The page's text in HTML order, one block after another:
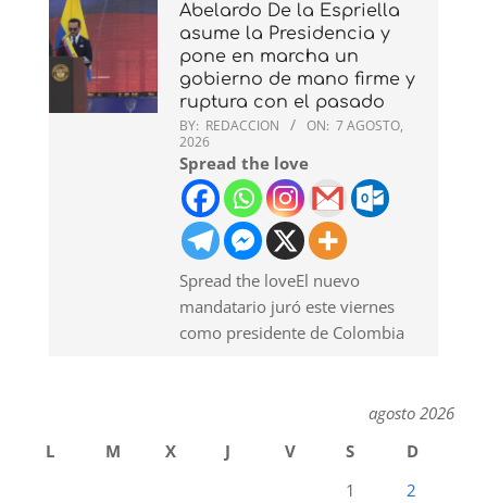
Abelardo De la Espriella
asume la Presidencia y
pone en marcha un
gobierno de mano firme y
ruptura con el pasado
BY: REDACCION ON: 7 AGOSTO,
2026
Spread the love
Spread the loveEl nuevo
mandatario juró este viernes
como presidente de Colombia
agosto 2026
L
M X J V S
D
1
2